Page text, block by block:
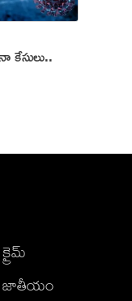
క్రైమ్
జాతీయం